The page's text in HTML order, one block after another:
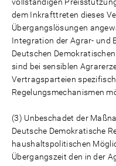
dem Inkrafttreten dieses
Übergangslösungen
Integration der Agrar- und
Deutschen
sind bei sensiblen
Vertragsparteien
Regelungsmechanismen
(3) Unbeschadet der
Deutsche Demokratische
haushaltspolitischen
Übergangszeit den in der